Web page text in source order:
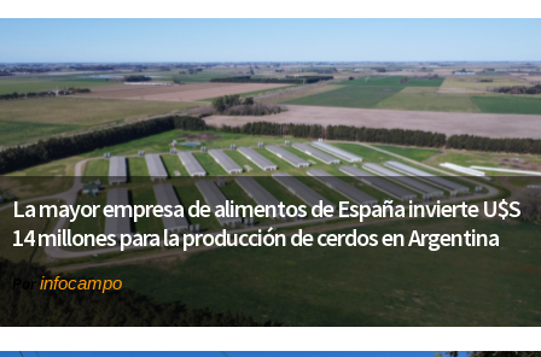
La mayor empresa de alimentos de España invierte U$S
14 millones para la producción de cerdos en Argentina
Por infocampo